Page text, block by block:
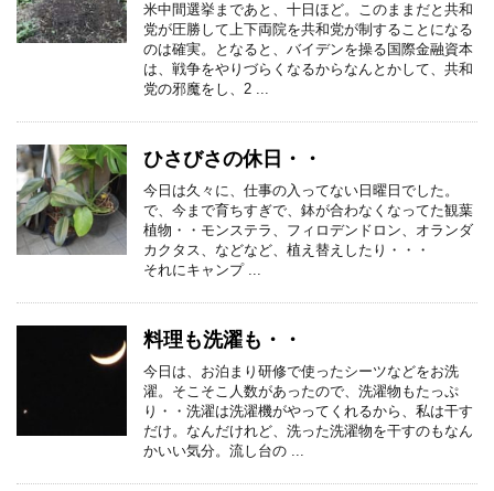
米中間選挙まであと、十日ほど。このままだと共和
党が圧勝して上下両院を共和党が制することになる
のは確実。となると、バイデンを操る国際金融資本
は、戦争をやりづらくなるからなんとかして、共和
党の邪魔をし、2 ...
ひさびさの休日・・
今日は久々に、仕事の入ってない日曜日でした。
で、今まで育ちすぎで、鉢が合わなくなってた観葉
植物・・モンステラ、フィロデンドロン、オランダ
カクタス、などなど、植え替えしたり・・・
それにキャンプ ...
料理も洗濯も・・
今日は、お泊まり研修で使ったシーツなどをお洗
濯。そこそこ人数があったので、洗濯物もたっぷ
り・・洗濯は洗濯機がやってくれるから、私は干す
だけ。なんだけれど、洗った洗濯物を干すのもなん
かいい気分。流し台の ...